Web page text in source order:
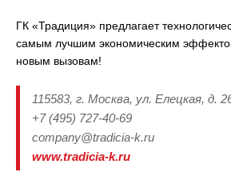
ГК «Традиция» предлагает
самым лучшим экономическим
новым вызовам!
115583, г. Москва, ул. Елецкая, д.
+7 (495) 727-40-69
company@tradicia-k.ru
www.tradicia-k.ru